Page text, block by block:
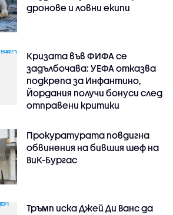
дронове и ловни екипи
Кризата във ФИФА се
задълбочава: УЕФА отказва
подкрепа за Инфантино,
Йордания получи бонуси след
отправени критики
Прокуратурата повдигна
обвинения на бившия шеф на
ВиК-Бургас
Тръмп иска Джей Ди Ванс да